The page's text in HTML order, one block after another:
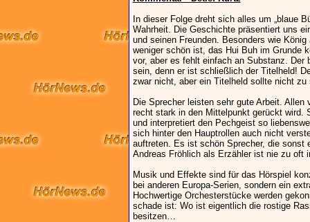
In dieser Folge dreht sich alles um „blaue
Wahrheit. Die Geschichte präsentiert uns
und seinen Freunden. Besonders wie
weniger schön ist, das Hui Buh im Grunde
vor, aber es fehlt einfach an Substanz.
sein, denn er ist schließlich der Titelheld!
zwar nicht, aber ein Titelheld sollte nicht
Die Sprecher leisten sehr gute Arbeit.
recht stark in den Mittelpunkt gerückt wird.
und interpretiert den Pechgeist so
sich hinter den Hauptrollen auch nicht
auftreten. Es ist schön Sprecher, die sonst
Andreas Fröhlich als Erzähler ist nie zu oft
Musik und Effekte sind für das Hörspiel
bei anderen Europa-Serien, sondern ein
Hochwertige Orchesterstücke werden
schade ist: Wo ist eigentlich die rostige
besitzen…